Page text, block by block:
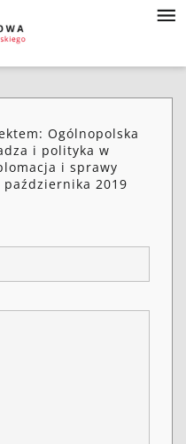
Ogólnopolska
i polityka w
i sprawy
października 2019